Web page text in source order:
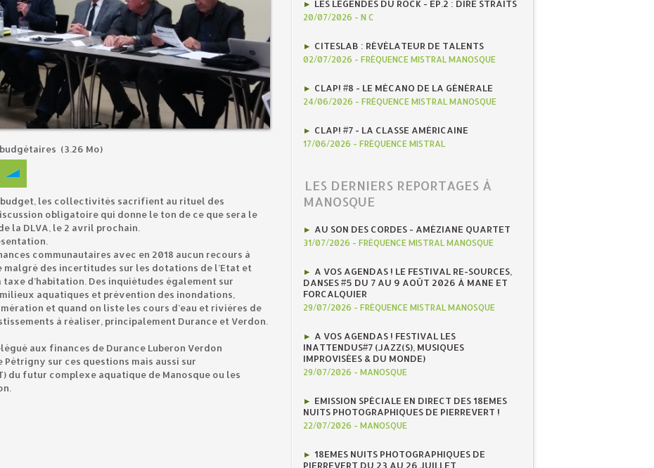
(3.26 Mo)
budget, les collectivités sacrifient au rituel des
obligatoire qui donne le ton de ce que sera le
la DLVA, le 2 avril prochain.
communautaires avec en 2018 aucun recours à
malgré des incertitudes sur les dotations de l’Etat et
d’habitation. Des inquiétudes également sur
milieux aquatiques et prévention des inondations,
et quand on liste les cours d’eau et rivières de
à réaliser, principalement Durance et Verdon.
aux finances de Durance Luberon Verdon
sur ces questions mais aussi sur
du futur complexe aquatique de Manosque ou les
LES LÉGENDES DU ROCK - EP.2 : DIRE STRAITS
20/07/2026 - N C
CITESLAB : RÉVÉLATEUR DE TALENTS
02/07/2026 - FRÉQUENCE MISTRAL MANOSQUE
CLAP! #8 - LE MÉCANO DE LA GÉNÉRALE
24/06/2026 - FRÉQUENCE MISTRAL MANOSQUE
CLAP! #7 - LA CLASSE AMÉRICAINE
17/06/2026 - FRÉQUENCE MISTRAL
LES DERNIERS REPORTAGES À
MANOSQUE
AU SON DES CORDES - AMÉZIANE QUARTET
31/07/2026 - FRÉQUENCE MISTRAL MANOSQUE
A VOS AGENDAS ! LE FESTIVAL RE-SOURCES,
DANSES #5 DU 7 AU 9 AOÛT 2026 À MANE ET
FORCALQUIER
29/07/2026 - FRÉQUENCE MISTRAL MANOSQUE
A VOS AGENDAS ! FESTIVAL LES
INATTENDUS#7 (JAZZ(S), MUSIQUES
IMPROVISÉES & DU MONDE)
29/07/2026 - MANOSQUE
EMISSION SPÉCIALE EN DIRECT DES 18EMES
NUITS PHOTOGRAPHIQUES DE PIERREVERT !
22/07/2026 - MANOSQUE
18EMES NUITS PHOTOGRAPHIQUES DE
PIERREVERT DU 23 AU 26 JUILLET